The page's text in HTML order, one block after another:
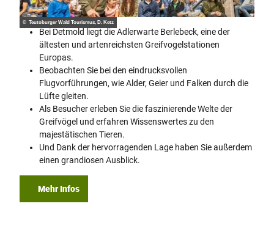
© Teutoburger Wald Tourismus, D. Ketz
Bei Detmold liegt die Adlerwarte Berlebeck, eine der
ältesten und artenreichsten Greifvogelstationen
Europas.
Beobachten Sie bei den eindrucksvollen
Flugvorführungen, wie Alder, Geier und Falken durch die
Lüfte gleiten.
Als Besucher erleben Sie die faszinierende Welte der
Greifvögel und erfahren Wissenswertes zu den
majestätischen Tieren.
Und Dank der hervorragenden Lage haben Sie außerdem
einen grandiosen Ausblick.
Mehr Infos